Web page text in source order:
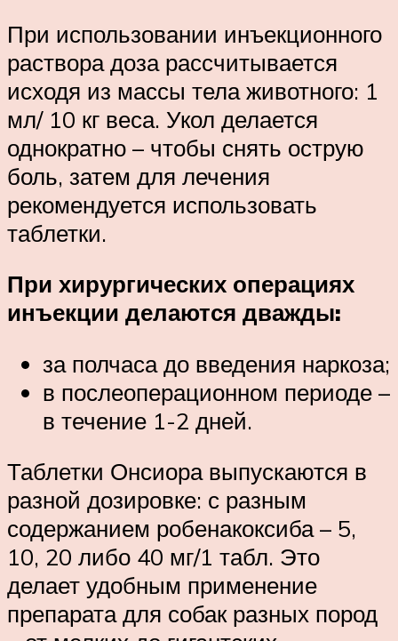
При использовании инъекционного
раствора доза рассчитывается
исходя из массы тела животного: 1
мл/ 10 кг веса. Укол делается
однократно – чтобы снять острую
боль, затем для лечения
рекомендуется использовать
таблетки.
При хирургических операциях
инъекции делаются дважды:
за полчаса до введения наркоза;
в послеоперационном периоде –
в течение 1-2 дней.
Таблетки Онсиора выпускаются в
разной дозировке: с разным
содержанием робенакоксиба – 5,
10, 20 либо 40 мг/1 табл. Это
делает удобным применение
препарата для собак разных пород